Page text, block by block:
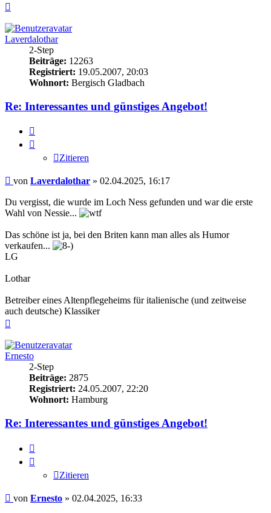
Laverdalothar
2-Step
Beiträge: 12263
Registriert: 19.05.2007, 20:03
Wohnort: Bergisch Gladbach
Re: Interessantes und günstiges Angebot!
Zitieren
Beitrag
von Laverdalothar » 02.04.2025, 16:17
Du vergisst, die wurde im Loch Ness gefunden und war die erste
Wahl von Nessie...
Das schöne ist ja, bei den Briten kann man alles als Humor
verkaufen...
LG
Lothar
Betreiber eines Altenpflegeheims für italienische (und zeitweise
auch deutsche) Klassiker
Ernesto
2-Step
Beiträge: 2875
Registriert: 24.05.2007, 22:20
Wohnort: Hamburg
Re: Interessantes und günstiges Angebot!
Zitieren
Beitrag
von Ernesto » 02.04.2025, 16:33